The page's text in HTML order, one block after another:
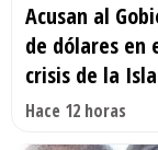
Acusan al
de dólares en
crisis de la Isla
Hace 12 horas